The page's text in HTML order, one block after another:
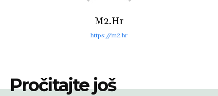
M2.hr
https://m2.hr
Pročitajte još